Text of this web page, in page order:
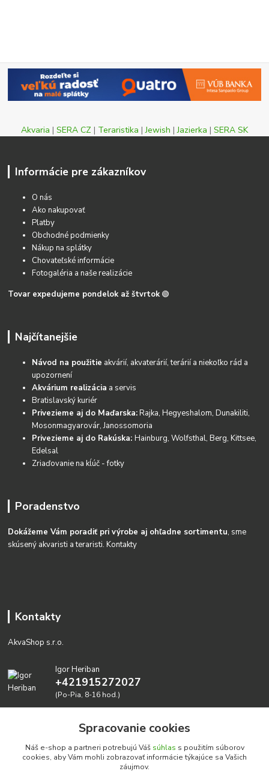
Akvaria | SERA CZ | Teraristika |Jewish |Jazierka | SERA SK
Informácie pre zákazníkov
O nás
Ako nakupovať
Platby
Obchodné podmienky
Nákup na splátky
Chovateľské informácie
Fotogaléria a naše realizácie
Tovar expedujeme pondelok až štvrtok 🟢
Najčítanejšie
Návod na použitie akvárií, akvaterárií, terárií a niekoľko rád a
upozornení
Akvárium realizácia a servis
Bratislavský kuriér
Privezieme aj do Maďarska:Rajka, Hegyeshalom, Dunakiliti,
Mosonmagyarovár, Janossomoria
Privezieme aj do Rakúska:Hainburg, Wolfsthal, Berg, Kittsee,
Edelsal
Zriaďovanie na kĺúč - fotky
Poradenstvo
Dokážeme Vám poradiť pri výrobe aj ohľadne sortimentu, sme
skúsený akvaristi a teraristi.Kontakty
Kontakty
AkvaShop s.r.o.
Igor Heriban
+421915272027
(Po-Pia, 8-16 hod.)
Spracovanie cookies
Náš e-shop a partneri potrebujú Váš súhlas s použitím súborov
cookies, aby Vám mohli zobrazovať informácie týkajúce sa Vašich
záujmov.